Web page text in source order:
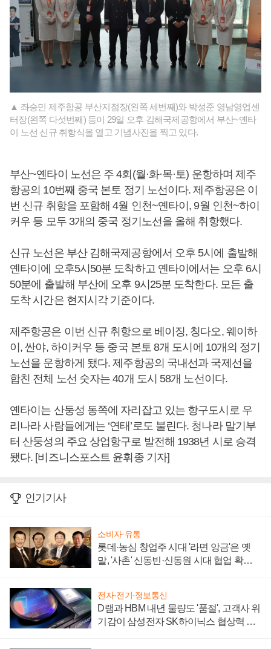
▲ 좌승민 제주항공 부산지점장(왼쪽 세번째)와 박성준 영남영업센
터장(왼쪽 다섯번째) 등이 29일 오후 김해국제공항에서 부산~옌타
이 노선 신규 취항식을 열고 기념사진을 찍고 있다.
부산~옌타이 노선은 주 4회(월·화·목·토) 운항하며 제주
항공의 10번째 중국 본토 정기 노선이다. 제주항공은 이
번 신규 취항을 포함해 4월 인천~옌타이, 9월 인천~하이
커우 등 모두 3개의 중국 정기노선을 올해 취항했다.
신규 노선은 부산 김해국제공항에서 오후 5시에 출발해
옌타이에 오후5시50분 도착하고 옌타이에서는 오후 6시
50분에 출발해 부산에 오후 9시25분 도착한다. 모든 출
도착 시간은 현지시각 기준이다.
제주항공은 이번 신규 취항으로 베이징, 칭다오, 웨이하
이, 싼야, 하이커우 등 중국 본토 8개 도시에 10개의 정기
노선을 운항하게 됐다. 제주항공의 국내선과 국제선을
합친 전체 노선 숫자는 40개 도시 58개 노선이다.
옌타이는 산둥성 동쪽에 자리잡고 있는 항구도시로 우
리나라 사람들에게는 ‘연태’로도 불린다. 청나라 말기부
터 산둥성의 주요 상업항구로 발전해 1938년 시로 승격
됐다. [비즈니스포스트 윤휘종 기자]
인기기사
소비자·유통
롯데·농심 창업주 시대 '라면 앙금'은 옛
말, '사촌' 신동빈·신동원 시대 협업 확대
전자·전기·정보통신
D램과 HBM 내년 물량도 '품절', 고객사 위
기감이 삼성전자 SK하이닉스 협상력 더